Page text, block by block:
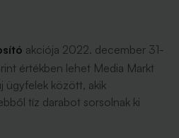
akciója 2022. december 31-
értékben lehet Media Markt
ügyfelek között, akik
tíz darabot sorsolnak ki